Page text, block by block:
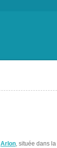
Arlon, située dans la